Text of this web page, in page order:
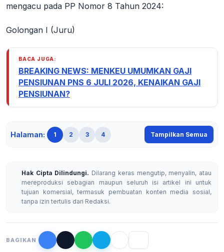
mengacu pada PP Nomor 8 Tahun 2024:
Golongan I (Juru)
BACA JUGA:
BREAKING NEWS: MENKEU UMUMKAN GAJI
PENSIUNAN PNS 6 JULI 2026, KENAIKAN GAJI
PENSIUNAN?
Halaman: 1 2 3 4 Tampilkan Semua
Hak Cipta Dilindungi. Dilarang keras mengutip, menyalin, atau
mereproduksi sebagian maupun seluruh isi artikel ini untuk
tujuan komersial, termasuk pembuatan konten media sosial,
tanpa izin tertulis dari Redaksi.
BAGIKAN